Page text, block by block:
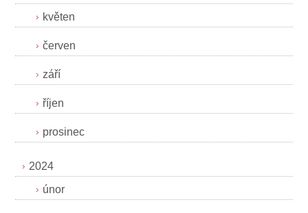
květen
červen
září
říjen
prosinec
2024
únor